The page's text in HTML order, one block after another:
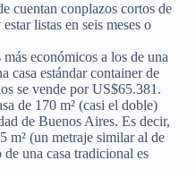
cuentan conplazos cortos de
listas en seis meses o
económicos a los de una
casa estándar container de
se vende por US$65.381.
de 170 m² (casi el doble)
de Buenos Aires. Es decir,
m² (un metraje similar al de
una casa tradicional es